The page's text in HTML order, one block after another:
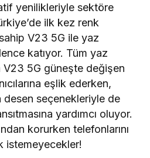
yenilikleriyle sektöre
ilk kez renk
V23 5G ile yaz
katıyor. Tüm yaz
5G güneşte değişen
eşlik ederken,
desen seçenekleriyle de
yardımcı oluyor.
korurken telefonlarını
istemeyecekler!